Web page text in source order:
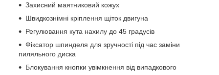
Захисний маятниковий кожух
Швидкознімні кріплення щіток двигуна
Регулювання кута нахилу до 45 градусів
Фіксатор шпинделя для зручності під час заміни
пиляльного диска
Блокування кнопки увімкнення від випадкового